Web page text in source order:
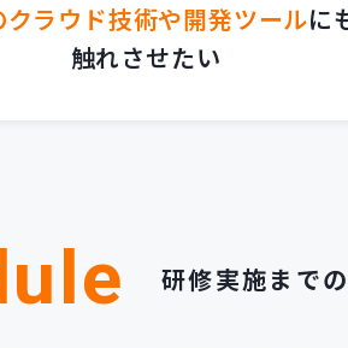
ラウド技術や開発ツールに
触れさせたい
研修実施まで